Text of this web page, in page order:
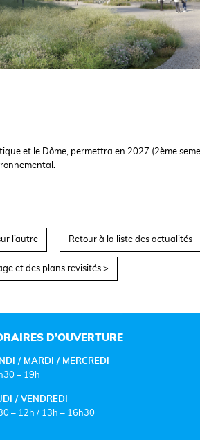
et le Dôme, permettra en 2027 (2ème
l’autre Retour à la liste des actualités
et des plans revisités >
D’OUVERTURE
/ MARDI / MERCREDI
– 19h
/ VENDREDI
– 12h / 13h – 16h30